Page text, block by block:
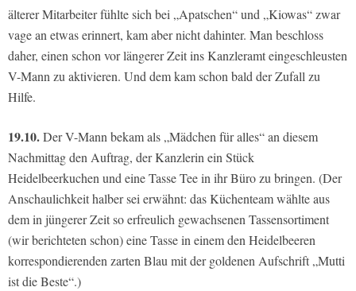
älterer Mitarbeiter fühlte sich bei „Apatschen“ und „Kiowas“ zwar
vage an etwas erinnert, kam aber nicht dahinter. Man beschloss
daher, einen schon vor längerer Zeit ins Kanzleramt eingeschleusten
V-Mann zu aktivieren. Und dem kam schon bald der Zufall zu
Hilfe.
19.10.Der V-Mann bekam als „Mädchen für alles“ an diesem
Nachmittag den Auftrag, der Kanzlerin ein Stück
Heidelbeerkuchen und eine Tasse Tee in ihr Büro zu bringen. (Der
Anschaulichkeit halber sei erwähnt: das Küchenteam wählte aus
dem in jüngerer Zeit so erfreulich gewachsenen Tassensortiment
(wir berichteten schon) eine Tasse in einem den Heidelbeeren
korrespondierenden zarten Blau mit der goldenen Aufschrift „Mutti
ist die Beste“.)